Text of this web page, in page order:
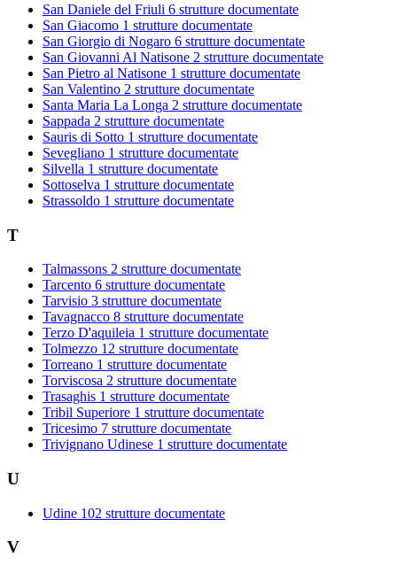
San Daniele del Friuli 6 strutture documentate
San Giacomo 1 strutture documentate
San Giorgio di Nogaro 6 strutture documentate
San Giovanni Al Natisone 2 strutture documentate
San Pietro al Natisone 1 strutture documentate
San Valentino 2 strutture documentate
Santa Maria La Longa 2 strutture documentate
Sappada 2 strutture documentate
Sauris di Sotto 1 strutture documentate
Sevegliano 1 strutture documentate
Silvella 1 strutture documentate
Sottoselva 1 strutture documentate
Strassoldo 1 strutture documentate
T
Talmassons 2 strutture documentate
Tarcento 6 strutture documentate
Tarvisio 3 strutture documentate
Tavagnacco 8 strutture documentate
Terzo D'aquileia 1 strutture documentate
Tolmezzo 12 strutture documentate
Torreano 1 strutture documentate
Torviscosa 2 strutture documentate
Trasaghis 1 strutture documentate
Tribil Superiore 1 strutture documentate
Tricesimo 7 strutture documentate
Trivignano Udinese 1 strutture documentate
U
Udine 102 strutture documentate
V